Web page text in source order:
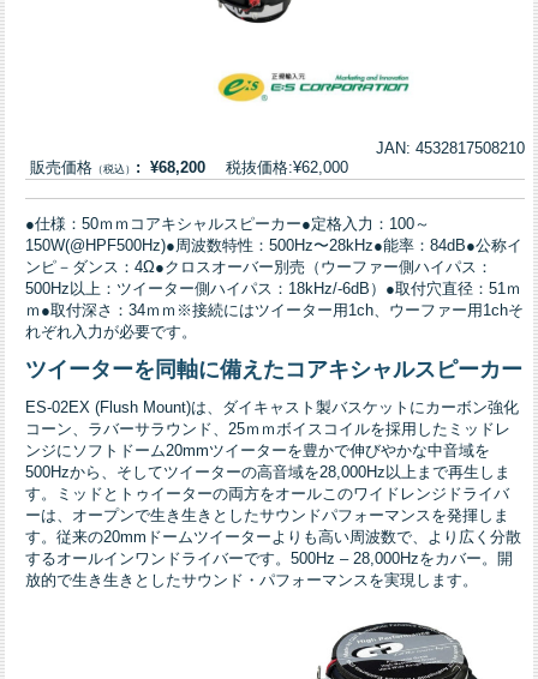
JAN: 4532817508210
販売価格 （税込） : ¥68,200 税抜価格:¥62,000
●仕様：50ｍｍコアキシャルスピーカー●定格入力：100～
150W(@HPF500Hz)●周波数特性：500Hz〜28kHz●能率：84dB●公称イ
ンピ－ダンス：4Ω●クロスオーバー別売（ウーファー側ハイパス：
500Hz以上：ツイーター側ハイパス：18kHz/-6dB）●取付穴直径：51ｍ
ｍ●取付深さ：34ｍｍ※接続にはツイーター用1ch、ウーファー用1chそ
れぞれ入力が必要です。
ツイーターを同軸に備えたコアキシャルスピーカー
ES-02EX (Flush Mount)は、ダイキャスト製バスケットにカーボン強化
コーン、ラバーサラウンド、25ｍｍボイスコイルを採用したミッドレ
ンジにソフトドーム20mmツイーターを豊かで伸びやかな中音域を
500Hzから、そしてツイーターの高音域を28,000Hz以上まで再生しま
す。ミッドとトゥイーターの両方をオールこのワイドレンジドライバ
ーは、オープンで生き生きとしたサウンドパフォーマンスを発揮しま
す。従来の20mmドームツイーターよりも高い周波数で、より広く分散
するオールインワンドライバーです。500Hz – 28,000Hzをカバー。開
放的で生き生きとしたサウンド・パフォーマンスを実現します。